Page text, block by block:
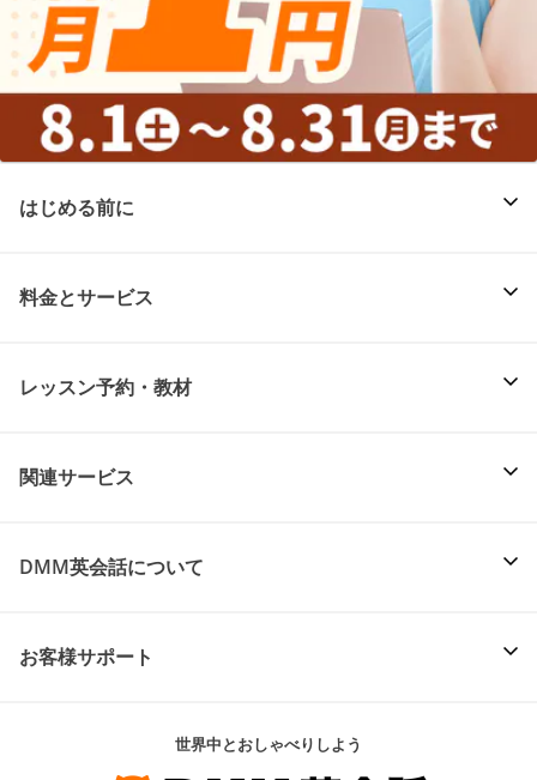
はじめる前に
料金とサービス
レッスン予約・教材
関連サービス
DMM英会話について
お客様サポート
世界中とおしゃべりしよう